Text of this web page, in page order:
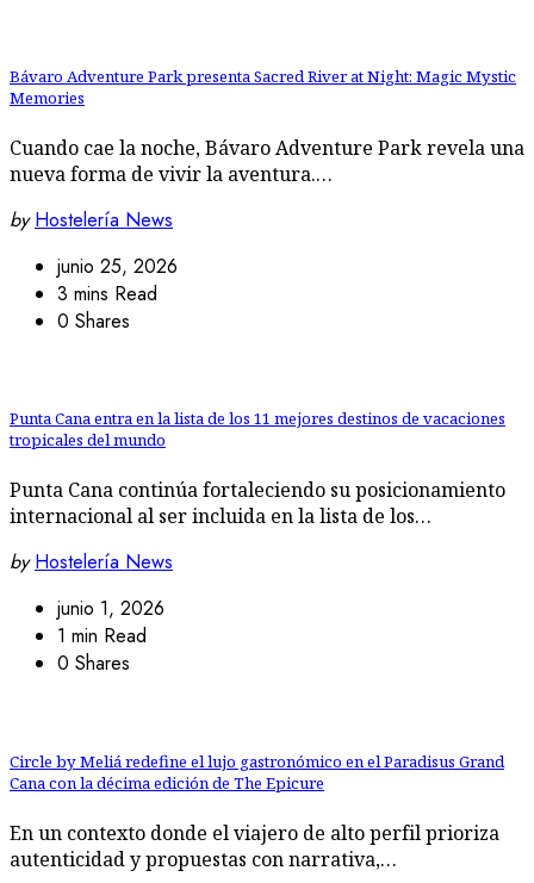
Bávaro Adventure Park presenta Sacred River at Night: Magic Mystic
Memories
Cuando cae la noche, Bávaro Adventure Park revela una
nueva forma de vivir la aventura.…
by Hostelería News
junio 25, 2026
3 mins Read
0 Shares
Punta Cana entra en la lista de los 11 mejores destinos de vacaciones
tropicales del mundo
Punta Cana continúa fortaleciendo su posicionamiento
internacional al ser incluida en la lista de los…
by Hostelería News
junio 1, 2026
1 min Read
0 Shares
Circle by Meliá redefine el lujo gastronómico en el Paradisus Grand
Cana con la décima edición de The Epicure
En un contexto donde el viajero de alto perfil prioriza
autenticidad y propuestas con narrativa,…